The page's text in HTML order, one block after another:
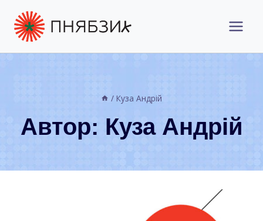
вмісту
/ Куза Андрій
Автор: Куза Андрій